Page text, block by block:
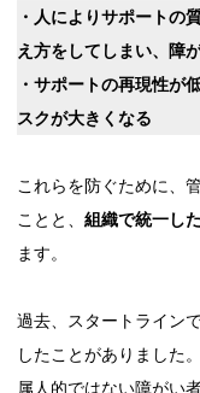
・人によりサポートの
え方をしてしまい、障
・サポートの再現性が
スクが大きくなる
これらを防ぐために、
ことと、組織で統一し
ます。
過去、スタートライン
したことがありました。
属人的ではない障がい